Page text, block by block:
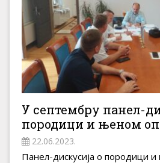
У септембру панел-
породици и њеном
22.06.2023.
Панел-дискусија о породици